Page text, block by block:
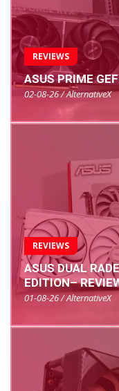
REVIEWS
ASUS PRIME
02-08-26 / AlternativeX
REVIEWS
ASUS DUAL
EDITION–
01-08-26 / AlternativeX